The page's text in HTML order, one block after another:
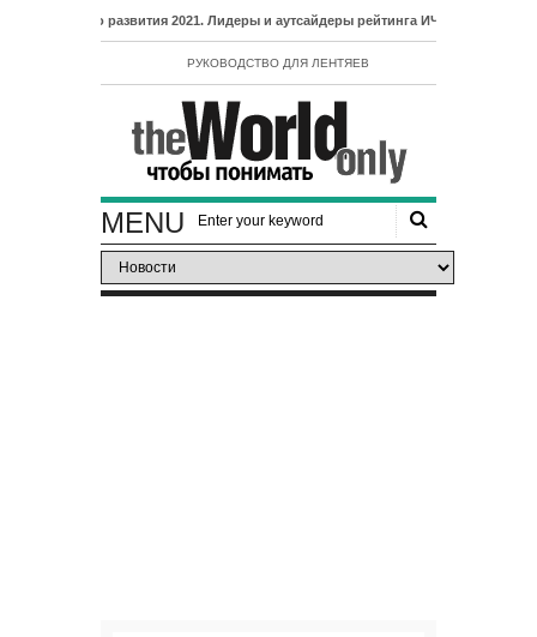
развития 2021. Лидеры и аутсайдеры рейтинга ИЧР
РУКОВОДСТВО ДЛЯ ЛЕНТЯЕВ
MENU